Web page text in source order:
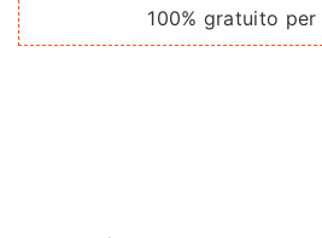
100% gratuito per